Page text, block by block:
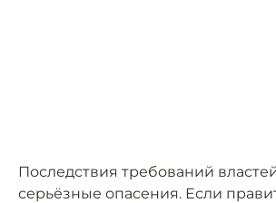
Последствия требований
серьёзные опасения. Если